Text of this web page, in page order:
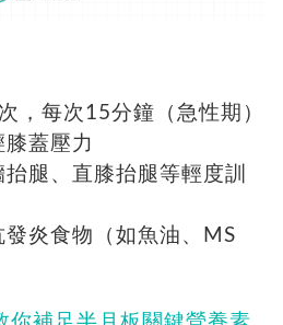
，每次15分鐘（急性期）
蓋壓力
腿、直膝抬腿等輕度訓
炎食物（如魚油、MS